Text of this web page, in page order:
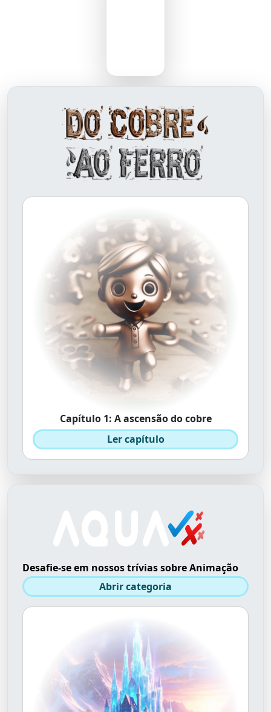
Capítulo 1: A ascensão do cobre
Ler capítulo
Desafie-se em nossos trívias sobre Animação
Abrir categoria